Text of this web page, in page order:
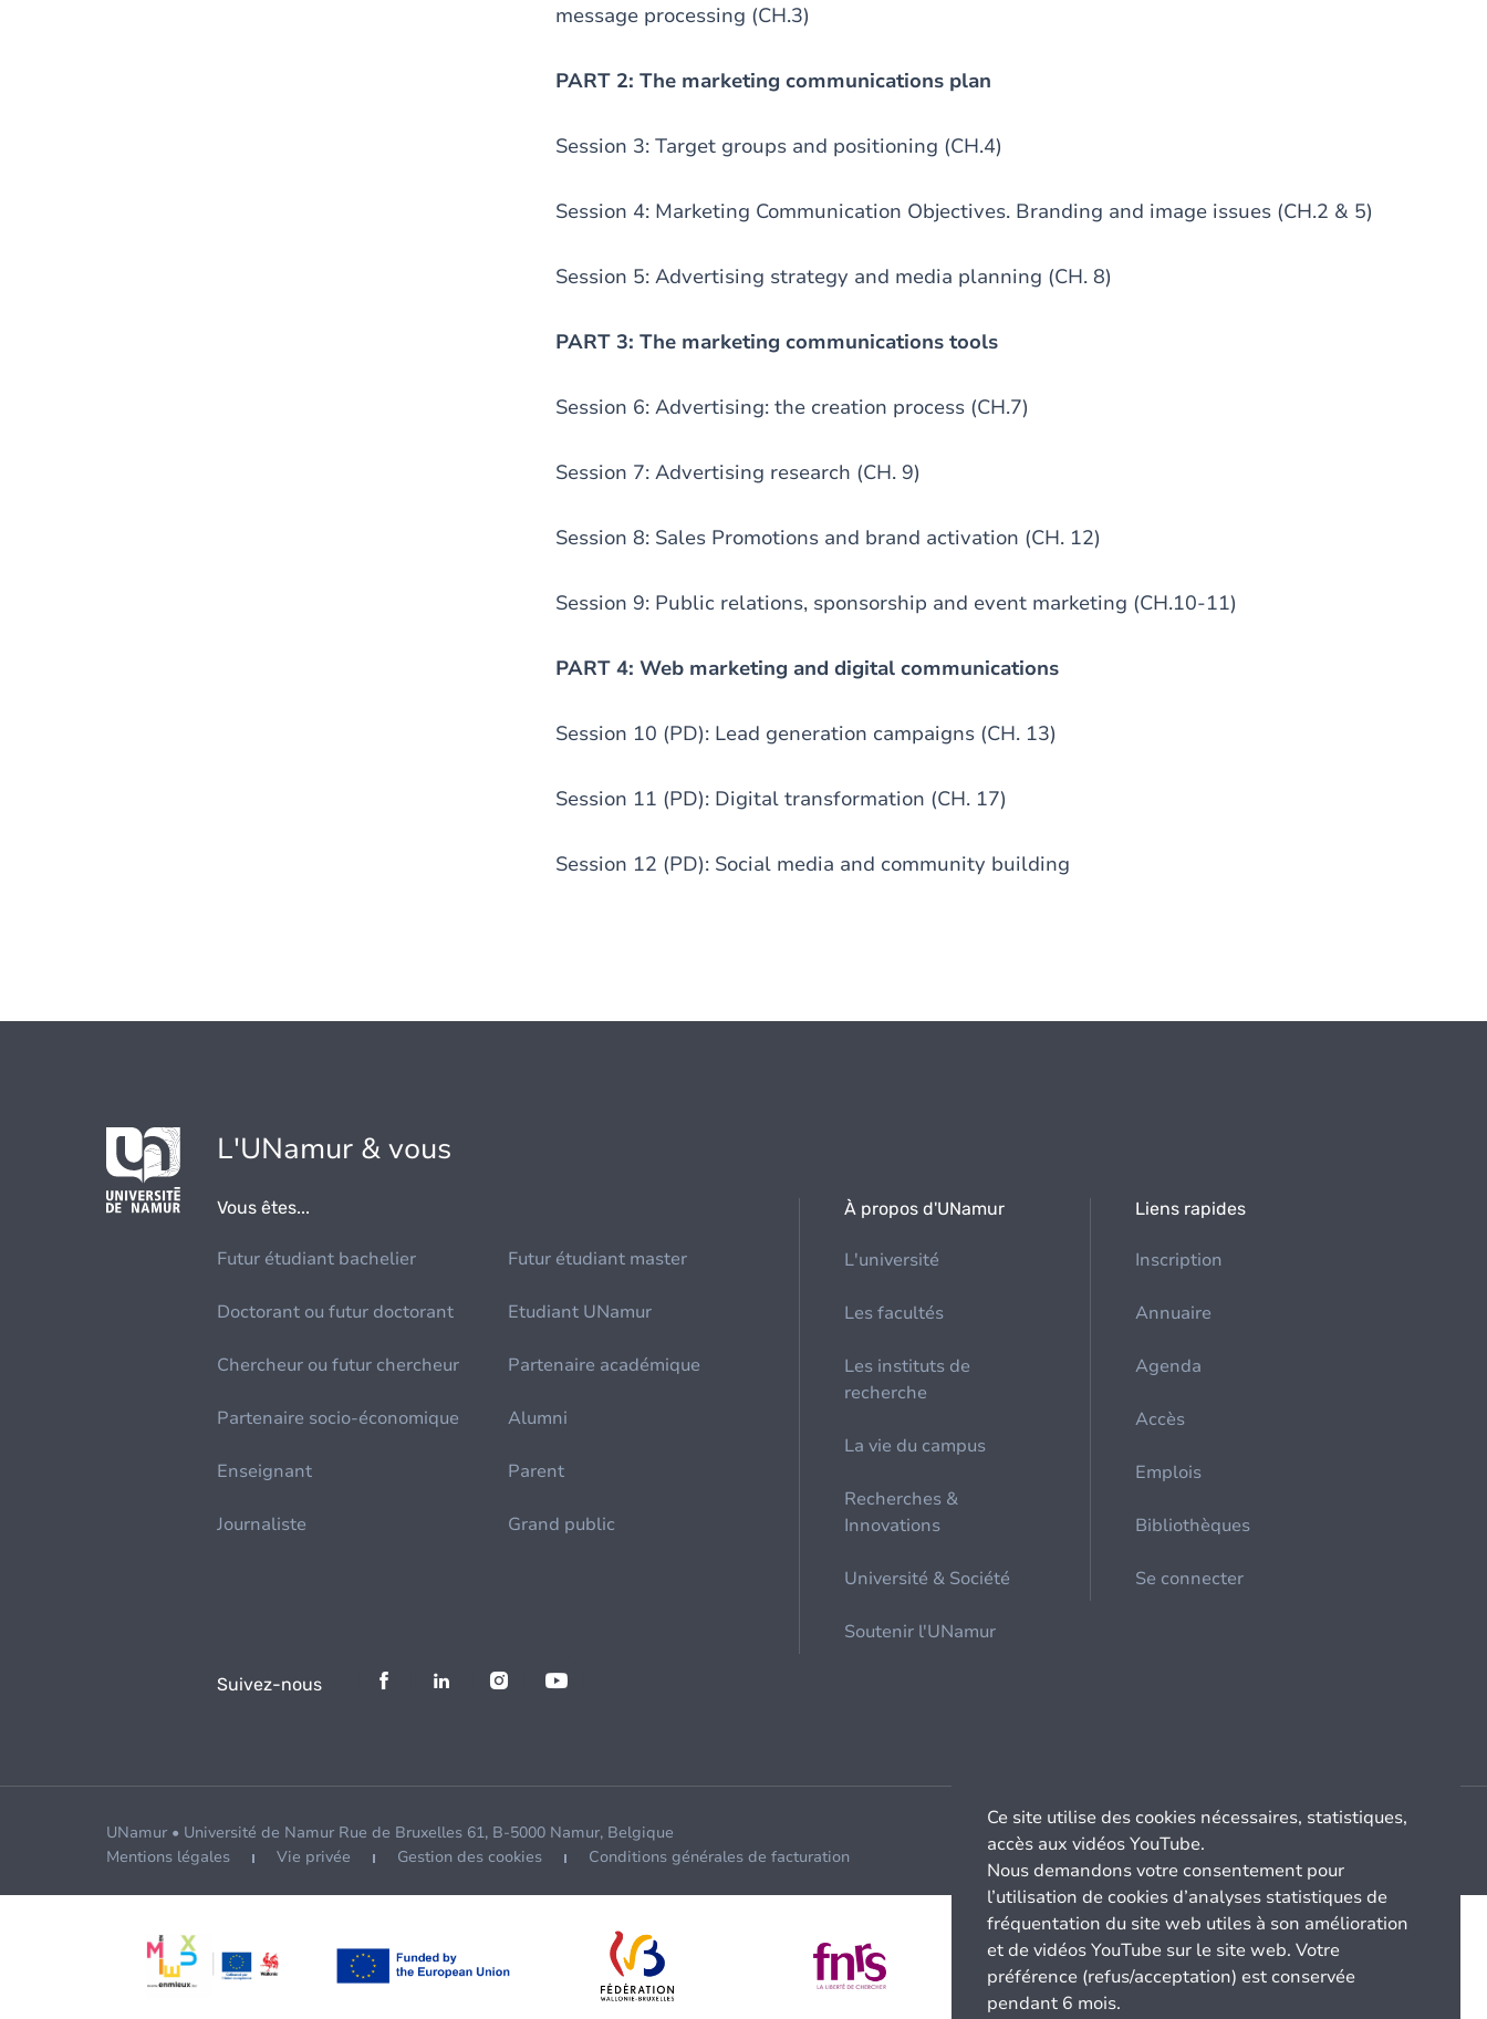
message processing (CH.3)
PART 2: The marketing communications plan
Session 3: Target groups and positioning (CH.4)
Session 4: Marketing Communication Objectives. Branding and image issues (CH.2 & 5)
Session 5: Advertising strategy and media planning (CH. 8)
PART 3: The marketing communications tools
Session 6: Advertising: the creation process (CH.7)
Session 7: Advertising research (CH. 9)
Session 8: Sales Promotions and brand activation (CH. 12)
Session 9: Public relations, sponsorship and event marketing (CH.10-11)
PART 4: Web marketing and digital communications
Session 10 (PD): Lead generation campaigns (CH. 13)
Session 11 (PD): Digital transformation (CH. 17)
Session 12 (PD): Social media and community building
L'UNamur & vous
Vous êtes...
Futur étudiant bachelier Futur étudiant master
Doctorant ou futur doctorant Etudiant UNamur
Chercheur ou futur chercheur Partenaire académique
Partenaire socio-économique Alumni
Enseignant Parent
Journaliste Grand public
À propos d'UNamur
L'université
Les facultés
Les instituts de
recherche
La vie du campus
Recherches &
Innovations
Université & Société
Soutenir l'UNamur
Liens rapides
Inscription
Annuaire
Agenda
Accès
Emplois
Bibliothèques
Se connecter
Suivez-nous
UNamur • Université de Namur Rue de Bruxelles 61, B-5000 Namur, Belgique
Mentions légales
Vie privée Gestion des cookies Conditions générales de facturation
Ce site utilise des cookies nécessaires, statistiques,
accès aux vidéos YouTube.
Nous demandons votre consentement pour
l’utilisation de cookies d’analyses statistiques de
fréquentation du site web utiles à son amélioration
et de vidéos YouTube sur le site web. Votre
préférence (refus/acceptation) est conservée
pendant 6 mois.